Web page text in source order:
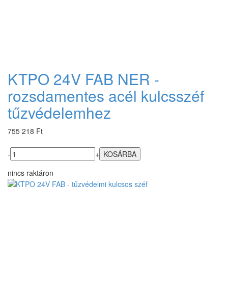
KTPO 24V FAB NER -
rozsdamentes acél kulcsszéf
tűzvédelemhez
755 218 Ft
-
+
nincs raktáron